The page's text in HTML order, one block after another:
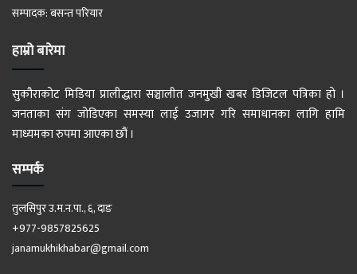
सम्पादक: बसन्त परियार
हाम्रो बारेमा
सुकौराकोट मिडिया प्रालीद्धारा सञ्चालीत जनमुखी खबर डिजिटल पत्रिका हो ।
जनताका संग जोडिएका समस्या लाई उजागर गरि समाधानका लागि हामि
माध्यमका रुपमा आएका छौं ।
सम्पर्क
तुलसिपुर उ.म.न.पा., ६, दाङ
+977-9857825625
janamukhikhabar@gmail.com